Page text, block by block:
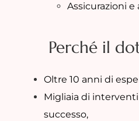
Assicurazioni e
Perché il
Oltre 10 anni di
Migliaia di
successo,